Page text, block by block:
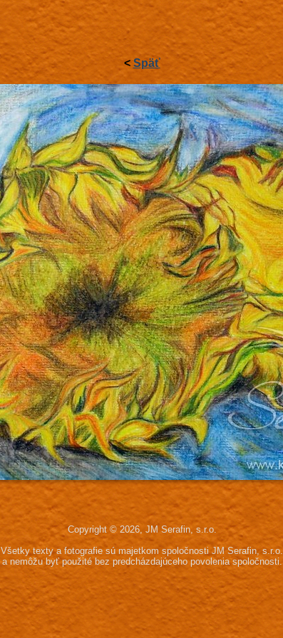
< Späť
Copyright © 2026, JM Serafin, s.r.o.
Všetky texty a fotografie sú majetkom spoločnosti JM Serafin, s.r.o.
a nemôžu byť použité bez predcházdajúceho povolenia spoločnosti.